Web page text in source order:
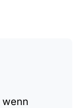
wenn